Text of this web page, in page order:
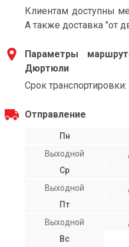
Клиентам доступны
А также доставка "от
Параметры
Дюртюли
Срок
Отправление
Пн
Выходной
Ср
Выходной
Пт
Выходной
Вс